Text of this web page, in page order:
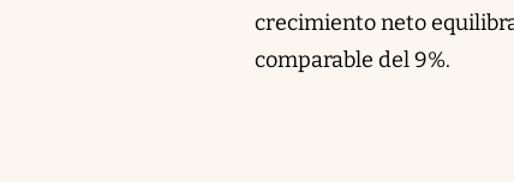
crecimiento neto
comparable del 9%.